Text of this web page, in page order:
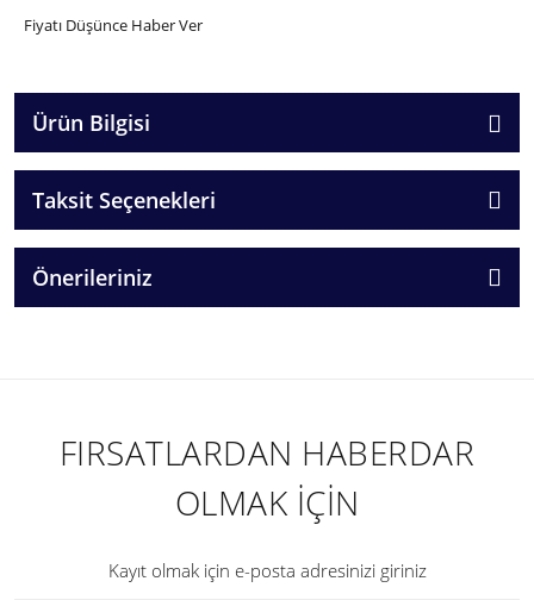
Fiyatı Düşünce Haber Ver
Ürün Bilgisi
Taksit Seçenekleri
Önerileriniz
FIRSATLARDAN HABERDAR
OLMAK İÇİN